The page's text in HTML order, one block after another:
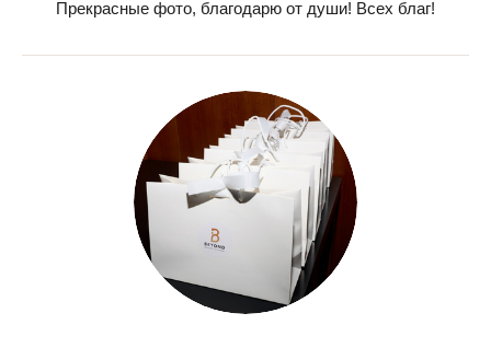
Прекрасные фото, благодарю от души! Всех благ!